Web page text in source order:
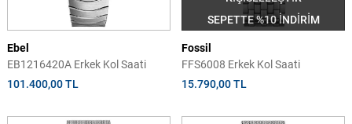
Ebel
EB1216420A Erkek Kol Saati
101.400,00 TL
SEPETTE %10 İNDİRİM
Fossil
FFS6008 Erkek Kol Saati
15.790,00 TL